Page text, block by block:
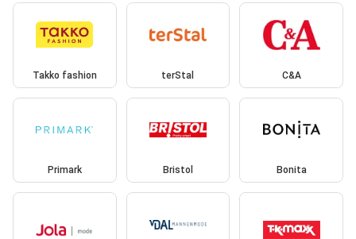
Takko fashion terStal C&A
Primark Bristol Bonita